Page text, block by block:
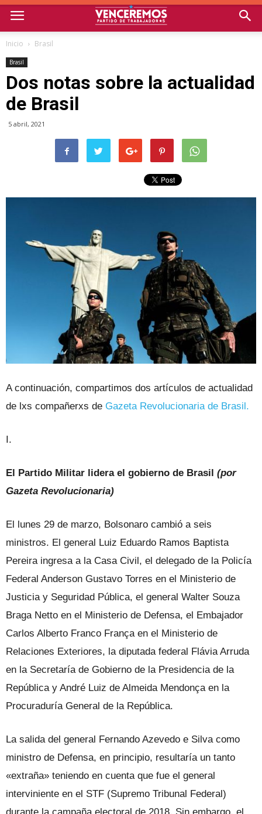
Inicio Brasil
Brasil
Dos notas sobre la actualidad
de Brasil
5 abril, 2021
A continuación, compartimos dos artículos de actualidad
de lxs compañerxs de Gazeta Revolucionaria de Brasil.
I.
El Partido Militar lidera el gobierno de Brasil (por
Gazeta Revolucionaria)
El lunes 29 de marzo, Bolsonaro cambió a seis
ministros. El general Luiz Eduardo Ramos Baptista
Pereira ingresa a la Casa Civil, el delegado de la Policía
Federal Anderson Gustavo Torres en el Ministerio de
Justicia y Seguridad Pública, el general Walter Souza
Braga Netto en el Ministerio de Defensa, el Embajador
Carlos Alberto Franco França en el Ministerio de
Relaciones Exteriores, la diputada federal Flávia Arruda
en la Secretaría de Gobierno de la Presidencia de la
República y André Luiz de Almeida Mendonça en la
Procuraduría General de la República.
La salida del general Fernando Azevedo e Silva como
ministro de Defensa, en principio, resultaría un tanto
«extraña» teniendo en cuenta que fue el general
interviniente en el STF (Supremo Tribunal Federal)